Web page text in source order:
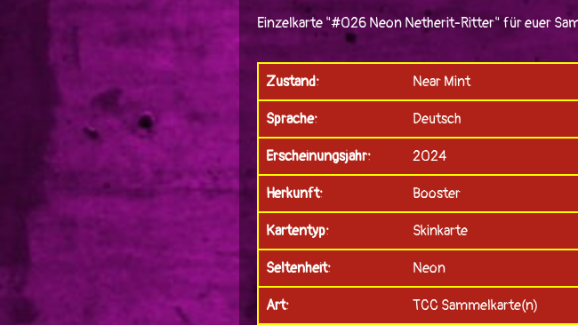
Einzelkarte "#026 Neon Netherit-Ritter" für euer
Zustand: Near Mint
Sprache: Deutsch
Erscheinungsjahr: 2024
Herkunft: Booster
Kartentyp: Skinkarte
Seltenheit: Neon
Art: TCC Sammelkarte(n)